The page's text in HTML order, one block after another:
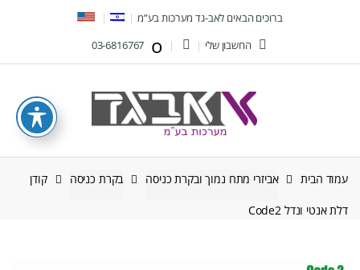
ברוכים הבאים לאב-גד מערכות בע”מ
החשבון שלי
עמוד הבית אביזרי מתח נמוך ובקרת כניסה בקרת כניסה קודן
דלת אנטי ונדל Code2